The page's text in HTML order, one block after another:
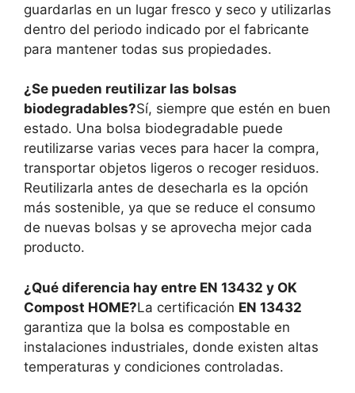
guardarlas en un lugar fresco y seco y utilizarlas
dentro del periodo indicado por el fabricante
para mantener todas sus propiedades.
¿Se pueden reutilizar las bolsas
biodegradables?Sí, siempre que estén en buen
estado. Una bolsa biodegradable puede
reutilizarse varias veces para hacer la compra,
transportar objetos ligeros o recoger residuos.
Reutilizarla antes de desecharla es la opción
más sostenible, ya que se reduce el consumo
de nuevas bolsas y se aprovecha mejor cada
producto.
¿Qué diferencia hay entre EN 13432 y OK
Compost HOME?La certificación EN 13432
garantiza que la bolsa es compostable en
instalaciones industriales, donde existen altas
temperaturas y condiciones controladas.